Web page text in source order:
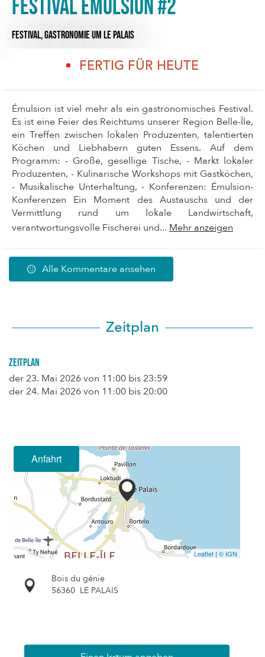
Festival Emulsion #2
FESTIVAL,GASTRONOMIEUM LE PALAIS
FERTIG FÜR HEUTE
Émulsion ist viel mehr als ein gastronomisches Festival.
Es ist eine Feier des Reichtums unserer Region Belle-Île,
ein Treffen zwischen lokalen Produzenten, talentierten
Köchen und Liebhabern guten Essens. Auf dem
Programm: - Große, gesellige Tische, - Markt lokaler
Produzenten, - Kulinarische Workshops mit Gastköchen,
- Musikalische Unterhaltung, - Konferenzen: Émulsion-
Konferenzen Ein Moment des Austauschs und der
Vermittlung rund um lokale Landwirtschaft,
verantwortungsvolle Fischerei und... Mehr anzeigen
Alle Kommentare ansehen
Zeitplan
Zeitplan
der23. Mai 2026von 11:00 bis 23:59
der24. Mai 2026von 11:00 bis 20:00
Anfahrt
Leaflet | © IGN
Bois du génie
56360 LE PALAIS